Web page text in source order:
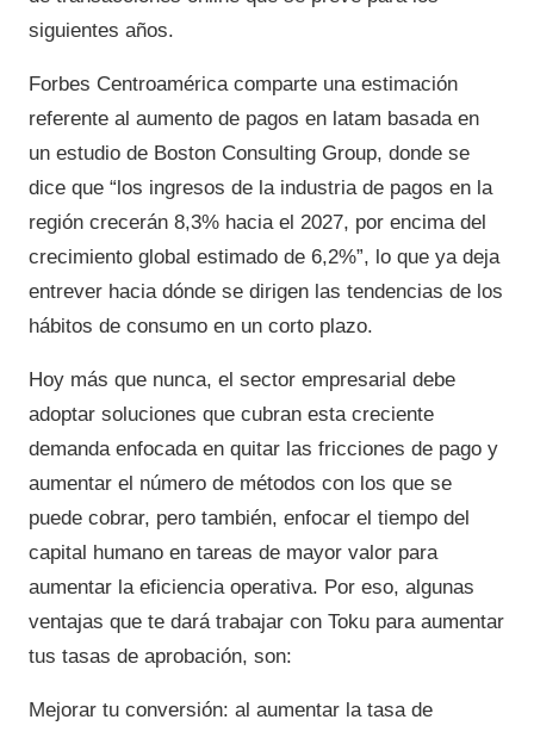
siguientes años.
Forbes Centroamérica comparte una estimación
referente al aumento de pagos en latam basada en
un estudio de Boston Consulting Group, donde se
dice que “los ingresos de la industria de pagos en la
región crecerán 8,3% hacia el 2027, por encima del
crecimiento global estimado de 6,2%”, lo que ya deja
entrever hacia dónde se dirigen las tendencias de los
hábitos de consumo en un corto plazo.
Hoy más que nunca, el sector empresarial debe
adoptar soluciones que cubran esta creciente
demanda enfocada en quitar las fricciones de pago y
aumentar el número de métodos con los que se
puede cobrar, pero también, enfocar el tiempo del
capital humano en tareas de mayor valor para
aumentar la eficiencia operativa. Por eso, algunas
ventajas que te dará trabajar con Toku para aumentar
tus tasas de aprobación, son:
Mejorar tu conversión: al aumentar la tasa de